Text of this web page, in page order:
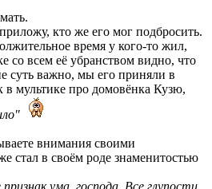
кто же его мог подбросить.
время у кого-то жил,
со всем её убранством видно, что
суть важно, мы его приняли в
в мультике про домовёнка Кузю,
внимания своими
стал в своём роде знаменитостью
ума, господа. Все глупости